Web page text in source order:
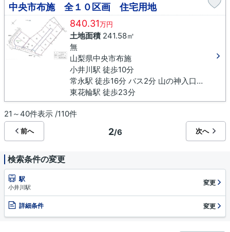
中央市布施 全１０区画 住宅用地
840.31万円
土地面積241.58㎡
無
山梨県中央市布施
小井川駅 徒歩10分
常永駅 徒歩16分 バス2分 山の神入口下車 徒歩5分
東花輪駅 徒歩23分
21～40件表示 /110件
前へ 2/6 次へ
検索条件の変更
駅
小井川駅
変更
詳細条件 変更